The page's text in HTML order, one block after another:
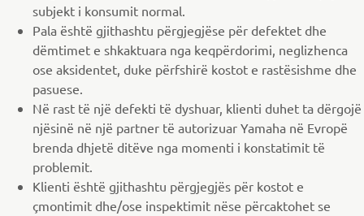
subjekt i konsumit normal.
Pala është gjithashtu përgjegjëse për defektet dhe
dëmtimet e shkaktuara nga keqpërdorimi, neglizhenca
ose aksidentet, duke përfshirë kostot e rastësishme dhe
pasuese.
Në rast të një defekti të dyshuar, klienti duhet ta dërgojë
njësinë në një partner të autorizuar Yamaha në Evropë
brenda dhjetë ditëve nga momenti i konstatimit të
problemit.
Klienti është gjithashtu përgjegjës për kostot e
çmontimit dhe/ose inspektimit nëse përcaktohet se